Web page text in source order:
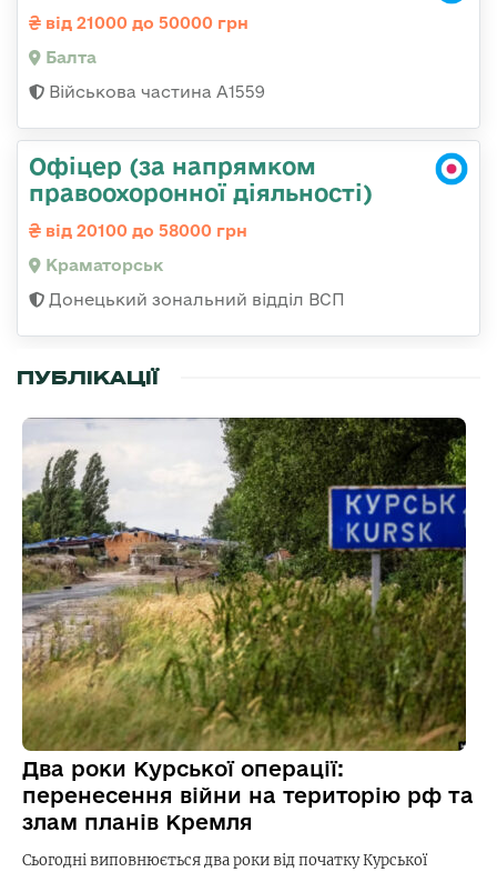
від 21000 до 50000 грн
Балта
Військова частина А1559
Офіцер (за напрямком
правоохоронної діяльності)
від 20100 до 58000 грн
Краматорськ
Донецький зональний відділ ВСП
ПУБЛІКАЦІЇ
Два роки Курської операції:
перенесення війни на територію рф та
злам планів Кремля
Сьогодні виповнюється два роки від початку Курської